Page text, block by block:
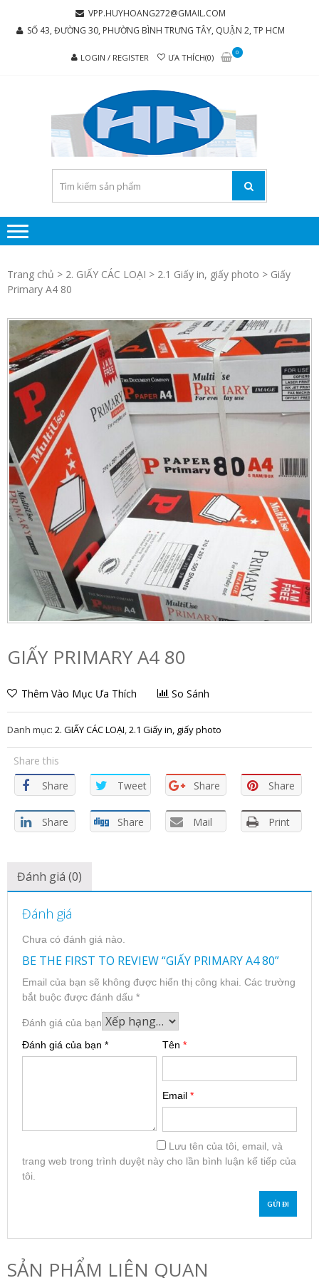
VPP.HUYHOANG272@GMAIL.COM
SỐ 43, ĐƯỜNG 30, PHƯỜNG BÌNH TRƯNG TÂY, QUẬN 2, TP HCM
LOGIN / REGISTER ƯA THÍCH(0)
0
Trang chủ > 2. GIẤY CÁC LOẠI > 2.1 Giấy in, giấy photo > Giấy
Primary A4 80
GIẤY PRIMARY A4 80
Thêm Vào Mục Ưa Thích So Sánh
Danh mục: 2. GIẤY CÁC LOẠI,2.1 Giấy in, giấy photo
Share this
Share
Tweet Share Share
Share Share Mail Print
Đánh giá (0)
Đánh giá
Chưa có đánh giá nào.
BE THE FIRST TO REVIEW “GIẤY PRIMARY A4 80”
Email của bạn sẽ không được hiển thị công khai. Các trường
bắt buộc được đánh dấu *
Đánh giá của bạn
Đánh giá của bạn * Tên *
Email *
Lưu tên của tôi, email, và
trang web trong trình duyệt này cho lần bình luận kế tiếp của
tôi.
SẢN PHẨM LIÊN QUAN